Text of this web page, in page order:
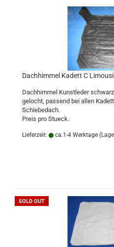
Dachhimmel Kadett C
Dachhimmel Kunstleder
gelocht, passend bei allen
Schiebedach.
Preis pro Stueck.
Lieferzeit: ca.1-4 Werktage
SOLD OUT